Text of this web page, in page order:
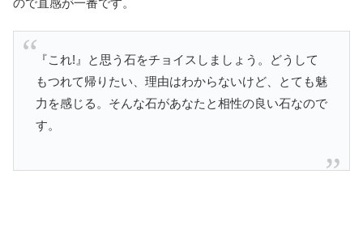
ので直感が一番です。
『これ!』と思う石をチョイスしましょう。どうして
もつれて帰りたい、理由はわからないけど、とても魅
力を感じる。そんな石があなたと相性の良い石なので
す。